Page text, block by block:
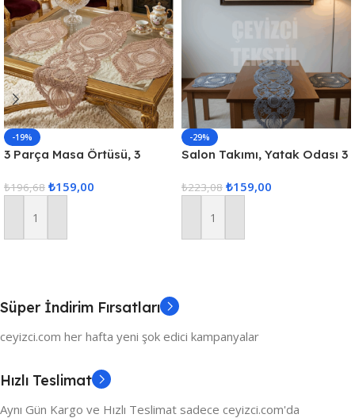
-19%
3 Parça Masa Örtüsü, 3
Dantelli 3 Parça Oda Takımı
₺196,68 ₺159,00
Sepete Ekle
-29%
Salon Takımı, Yatak Odası 3
Örtüsü 3 Parça Oda Takımı
₺223,08 ₺159,00
Sepete Ekle
Süper İndirim Fırsatları
ceyizci.com her hafta yeni şok edici kampanyalar
Hızlı Teslimat
Aynı Gün Kargo ve Hızlı Teslimat sadece ceyizci.com'da